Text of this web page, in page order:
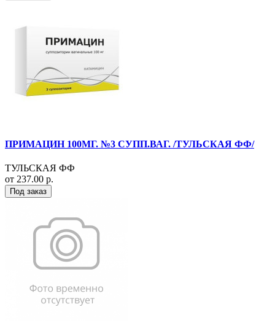
ПРИМАЦИН 100МГ. №3 СУПП.ВАГ. /ТУЛЬСКАЯ ФФ/
ТУЛЬСКАЯ ФФ
от 237.00 р.
Под заказ